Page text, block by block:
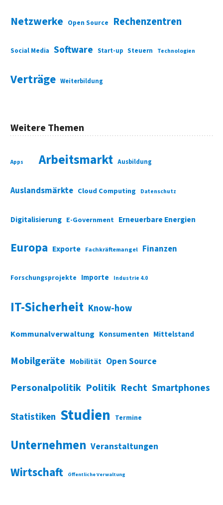
Netzwerke Open Source Rechenzentren
Social Media Software Start-up Steuern Technologien
Verträge Weiterbildung
Weitere Themen
Apps Arbeitsmarkt Ausbildung
Auslandsmärkte Cloud Computing Datenschutz
Digitalisierung E-Government Erneuerbare Energien
Europa Exporte Fachkräftemangel Finanzen
Forschungsprojekte Importe Industrie 4.0
IT-Sicherheit Know-how
Kommunalverwaltung Konsumenten Mittelstand
Mobilgeräte Mobilität Open Source
Personalpolitik Politik Recht Smartphones
Statistiken Studien Termine
Unternehmen Veranstaltungen
Wirtschaft Öffentliche Verwaltung